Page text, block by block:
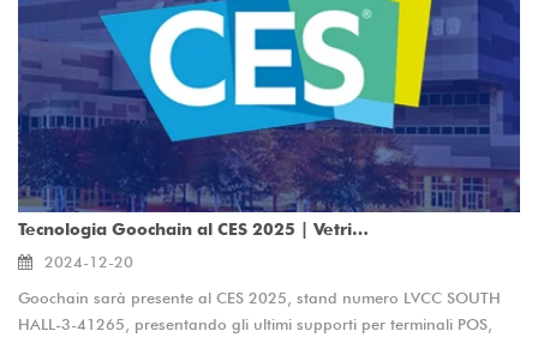
Tecnologia Goochain al CES 2025 | Vetrina di supporti POS innovativi e soluzioni di ricarica per tablet
2024-12-20
Goochain sarà presente al CES 2025, stand numero LVCC SOUTH
HALL-3-41265, presentando gli ultimi supporti per terminali POS,